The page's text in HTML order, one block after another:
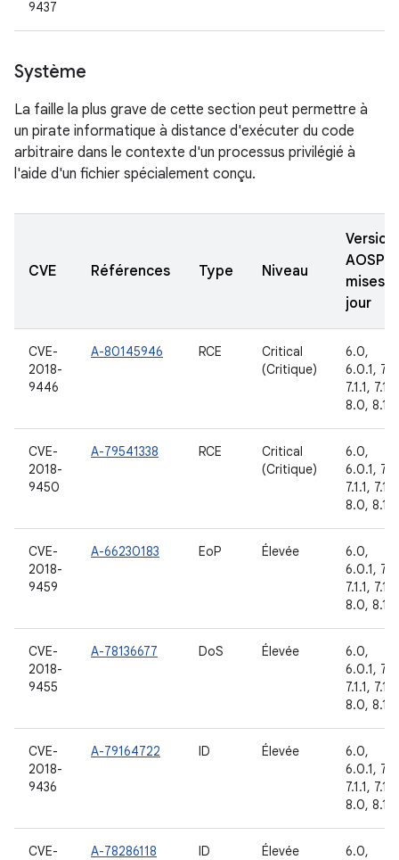
9437
Système
La faille la plus grave de cette section peut permettre à
un pirate informatique à distance d'exécuter du code
arbitraire dans le contexte d'un processus privilégié à
l'aide d'un fichier spécialement conçu.
CVE Références Type Niveau
AOSP
mises à
jour
CVE-
2018-
9446
A-80145946 RCE
Critical
(Critique)
6.0,
6.0.1,
7.1.1,
8.0, 8.1
CVE-
2018-
9450
A-79541338 RCE
Critical
(Critique)
6.0,
6.0.1,
7.1.1,
8.0, 8.1
CVE-
2018-
9459
A-66230183 EoP Élevée
6.0,
6.0.1,
7.1.1,
8.0, 8.1
CVE-
2018-
9455
A-78136677 DoS Élevée
6.0,
6.0.1,
7.1.1,
8.0, 8.1
CVE-
2018-
9436
A-79164722 ID Élevée
6.0,
6.0.1,
7.1.1,
8.0, 8.1
CVE-
A-78286118 ID Élevée
6.0,